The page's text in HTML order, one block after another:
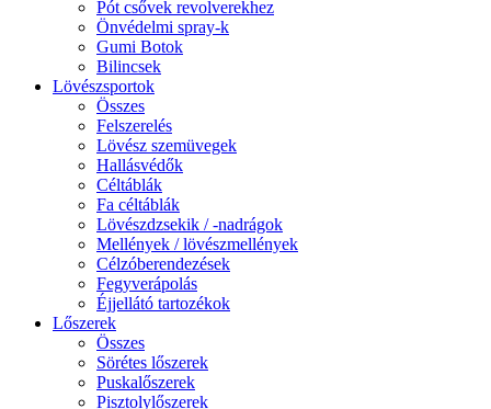
Pót csővek revolverekhez
Önvédelmi spray-k
Gumi Botok
Bilincsek
Lövészsportok
Összes
Felszerelés
Lövész szemüvegek
Hallásvédők
Céltáblák
Fa céltáblák
Lövészdzsekik / -nadrágok
Mellények / lövészmellények
Célzóberendezések
Fegyverápolás
Éjjellátó tartozékok
Lőszerek
Összes
Sörétes lőszerek
Puskalőszerek
Pisztolylőszerek